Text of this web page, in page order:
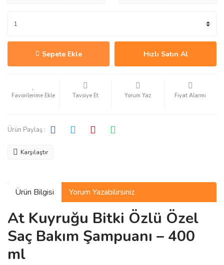
Sepete Ekle Hızlı Satın Al
Tavsiye Et Yorum Yaz Fiyat Alarmı
Ürün Paylaş :
Karşılaştır
Ürün Bilgisi Yorum Yazabilirsiniz
At Kuyruğu Bitki Özlü Özel
Saç Bakım Şampuanı – 400
ml